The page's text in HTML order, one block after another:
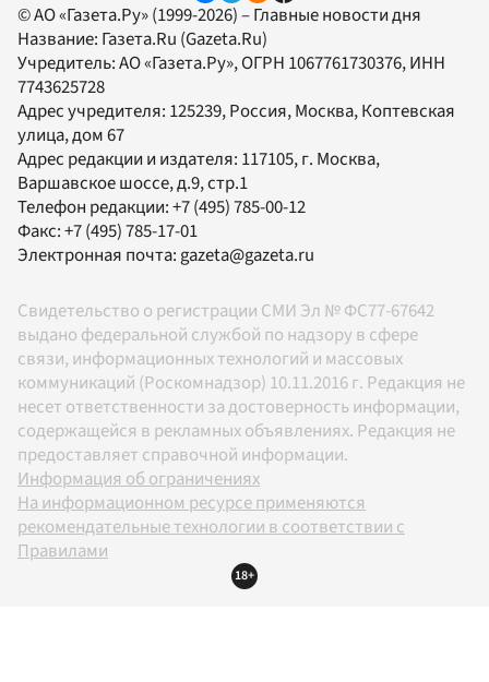
© АО «Газета.Ру» (1999-2026) – Главные новости дня
Название: Газета.Ru (Gazeta.Ru)
Учредитель:АО «Газета.Ру», ОГРН 1067761730376, ИНН
7743625728
Адрес учредителя: 125239, Россия, Москва, Коптевская
улица, дом 67
Адрес редакции и издателя: 117105, г. Москва,
Варшавское шоссе, д.9, стр.1
Телефон редакции:+7 (495) 785-00-12
Факс:+7 (495) 785-17-01
Электронная почта: gazeta@gazeta.ru
Свидетельство о регистрации СМИ Эл № ФС77-67642
выдано федеральной службой по надзору в сфере
связи, информационных технологий и массовых
коммуникаций (Роскомнадзор) 10.11.2016 г. Редакция не
несет ответственности за достоверность информации,
содержащейся в рекламных объявлениях. Редакция не
предоставляет справочной информации.
Информация об ограничениях
На информационном ресурсе применяются
рекомендательные технологии в соответствии с
Правилами
18+